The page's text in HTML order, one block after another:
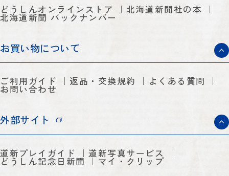
どうしんオンラインストア 北海道新聞社の本
北海道新聞 バックナンバー
お買い物について
ご利用ガイド 返品・交換規約 よくある質問
お問い合わせ
外部サイト
道新プレイガイド 道新写真サービス
どうしん記念日新聞 マイ・クリップ